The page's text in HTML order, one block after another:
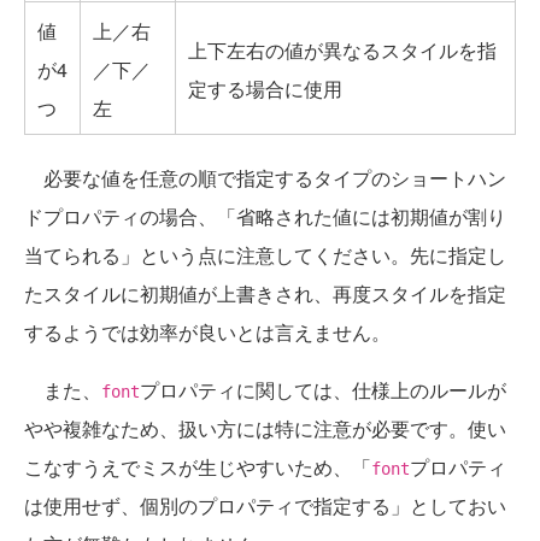
値
が4
つ
上／右
／下／
左
上下左右の値が異なるスタイルを指
定する場合に使用
必要な値を任意の順で指定するタイプのショートハン
ドプロパティの場合、「省略された値には初期値が割り
当てられる」という点に注意してください。先に指定し
たスタイルに初期値が上書きされ、再度スタイルを指定
するようでは効率が良いとは言えません。
また、 fontプロパティに関しては、仕様上のルールが
やや複雑なため、扱い方には特に注意が必要です。使い
こなすうえでミスが生じやすいため、「fontプロパティ
は使用せず、個別のプロパティで指定する」としておい